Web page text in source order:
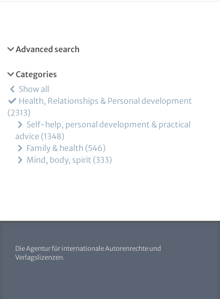
Advanced search
Categories
Show all
Health, Relationships & Personal development
2313
Self-help, personal development & practical
advice 1348
Family & health 546
Mind, body, spirit 333
Die Agentur für internationale Autorenrechte und
Verlagslizenzen.